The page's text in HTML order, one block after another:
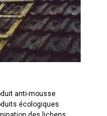
anti-mousse
écologiques